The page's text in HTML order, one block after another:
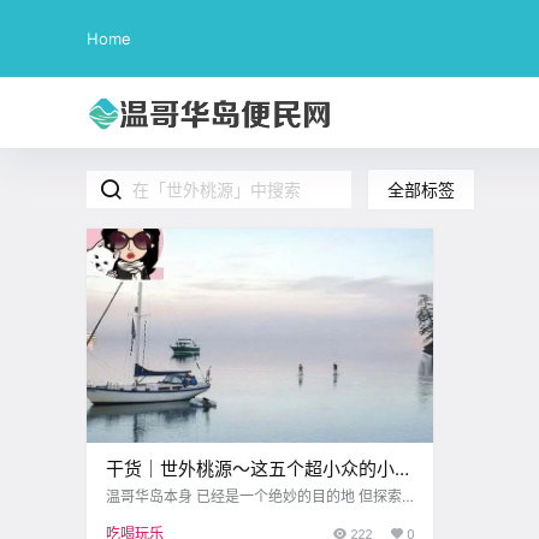
Home
全部标签
干货｜世外桃源～这五个超小众的小岛
露营地就在维多利亚附近～
温哥华岛本身 已经是一个绝妙的目的地 但探索
更小更偏远的岛屿 去享受一些偏远露营的经历时
吃喝玩乐 222 0